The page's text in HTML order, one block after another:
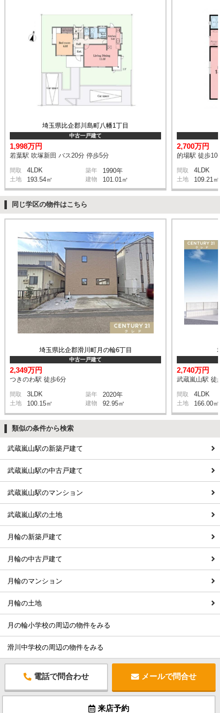
埼玉県比企郡川島町八幡1丁目
中古一戸建て
1,998万円
若葉駅 吹塚新田 バス20分 停歩5分
間取 4LDK 築年 1990年
土地 193.54㎡ 建物 101.01㎡
2,700万円
的場駅 徒歩10
間取 4LDK
土地 109.21㎡
同じ学区の物件はこちら
埼玉県比企郡滑川町月の輪6丁目
中古一戸建て
2,349万円
つきのわ駅 徒歩6分
間取 3LDK 築年 2020年
土地 100.15㎡ 建物 92.95㎡
2,740万円
武蔵嵐山駅 徒
間取 4LDK
土地 166.00㎡
類似の条件から検索
武蔵嵐山駅の新築戸建て
武蔵嵐山駅の中古戸建て
武蔵嵐山駅のマンション
武蔵嵐山駅の土地
月輪の新築戸建て
月輪の中古戸建て
月輪のマンション
月輪の土地
月の輪小学校の周辺の物件をみる
滑川中学校の周辺の物件をみる
電話で問合わせ メールで問合せ
来店予約